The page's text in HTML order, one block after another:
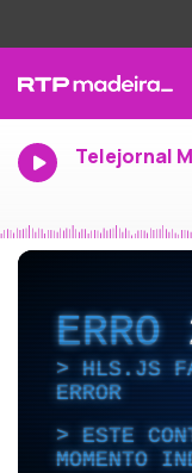
Telejornal
ERRO
HLS.JS
ERROR
ESTE
MOMENTO